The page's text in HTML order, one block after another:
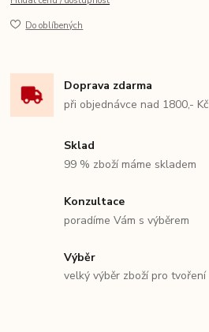
Do oblíbených
Doprava zdarma
při objednávce nad 1800,- Kč
Sklad
99 % zboží máme skladem
Konzultace
poradíme Vám s výběrem
Výběr
velký výběr zboží pro tvoření